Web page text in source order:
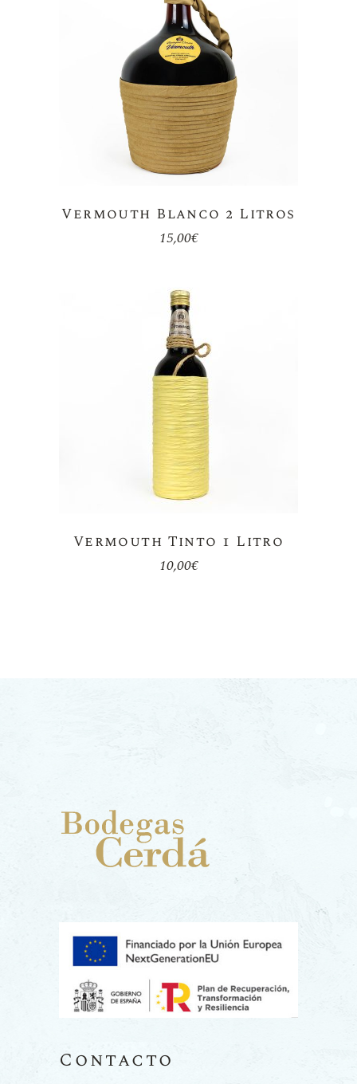
Vermouth Blanco 2 Litros
15,00€
Vermouth Tinto 1 Litro
10,00€
Contacto